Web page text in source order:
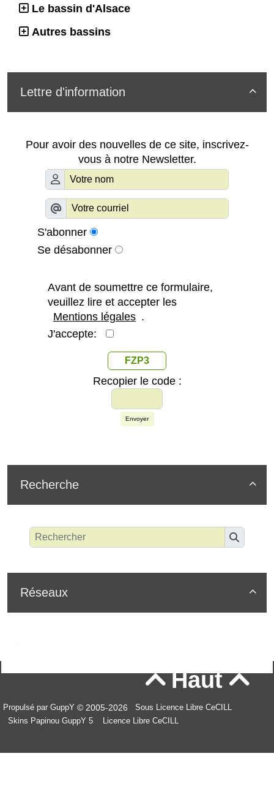
Le bassin d'Alsace
Autres bassins

Lettre d'information
Pour avoir des nouvelles de ce site, inscrivez-
vous à notre Newsletter.
S'abonner
Se désabonner
Avant de soumettre ce formulaire,
veuillez lire et accepter les
Mentions légales .
J'accepte:
FZP3
Recopier le code :
Envoyer

Recherche

Réseaux
Haut
Propulsé par GuppY © 2005-2026
Sous Licence Libre CeCILL
Skins Papinou GuppY 5
Licence Libre CeCILL